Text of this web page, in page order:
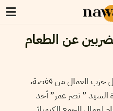
عن الطعام
حزب العمال من قفصة،
السيد ” نصر عمر” أحد